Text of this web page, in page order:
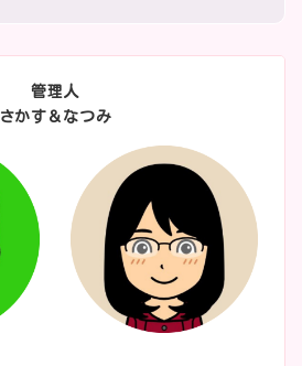
管理人
さかす＆なつみ